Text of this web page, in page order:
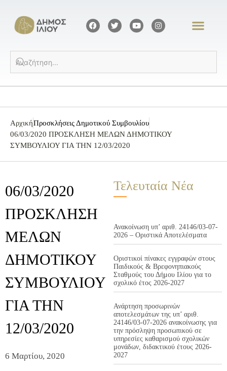
ΑρχικήΠροσκλήσεις Δημοτικού Συμβουλίου
06/03/2020 ΠΡΟΣΚΛΗΣΗ ΜΕΛΩΝ ΔΗΜΟΤΙΚΟΥ
ΣΥΜΒΟΥΛΙΟΥ ΓΙΑ ΤΗΝ 12/03/2020
06/03/2020
ΠΡΟΣΚΛΗΣΗ
ΜΕΛΩΝ
ΔΗΜΟΤΙΚΟΥ
ΣΥΜΒΟΥΛΙΟΥ
ΓΙΑ ΤΗΝ
12/03/2020
6 Μαρτίου, 2020
Τελευταία Νέα
Ανακοίνωση υπ’ αριθ. 24146/03-07-
2026 – Οριστικά Αποτελέσματα
Οριστικοί πίνακες εγγραφών στους
Παιδικούς & Βρεφονηπιακούς
Σταθμούς του Δήμου Ιλίου για το
σχολικό έτος 2026-2027
Ανάρτηση προσωρινών
αποτελεσμάτων της υπ’ αριθ.
24146/03-07-2026 ανακοίνωσης για
την πρόσληψη προσωπικού σε
υπηρεσίες καθαρισμού σχολικών
μονάδων, διδακτικού έτους 2026-
2027